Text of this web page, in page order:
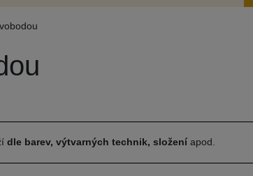
dle barev, výtvarných technik, složeníapod.